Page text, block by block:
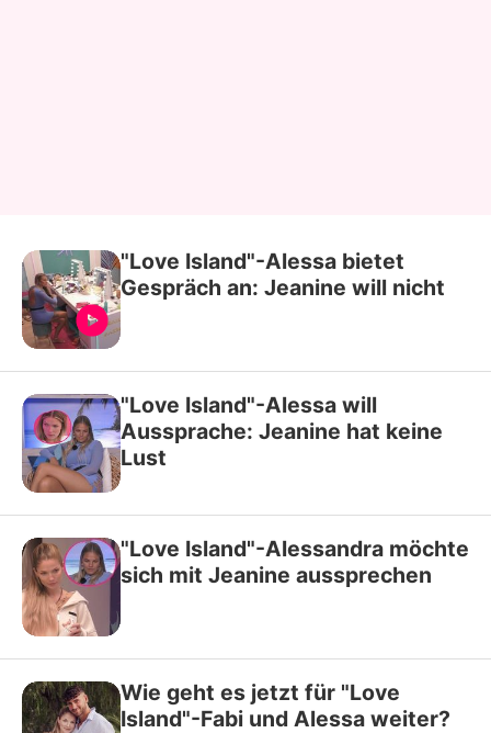
"Love Island"-Alessa bietet
Gespräch an: Jeanine will nicht
"Love Island"-Alessa will
Aussprache: Jeanine hat keine
Lust
"Love Island"-Alessandra möchte
sich mit Jeanine aussprechen
Wie geht es jetzt für "Love
Island"-Fabi und Alessa weiter?